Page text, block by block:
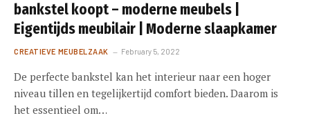
bankstel koopt – moderne meubels |
Eigentijds meubilair | Moderne slaapkamer
CREATIEVE MEUBELZAAK February 5, 2022
De perfecte bankstel kan het interieur naar een hoger
niveau tillen en tegelijkertijd comfort bieden. Daarom is
het essentieel om…